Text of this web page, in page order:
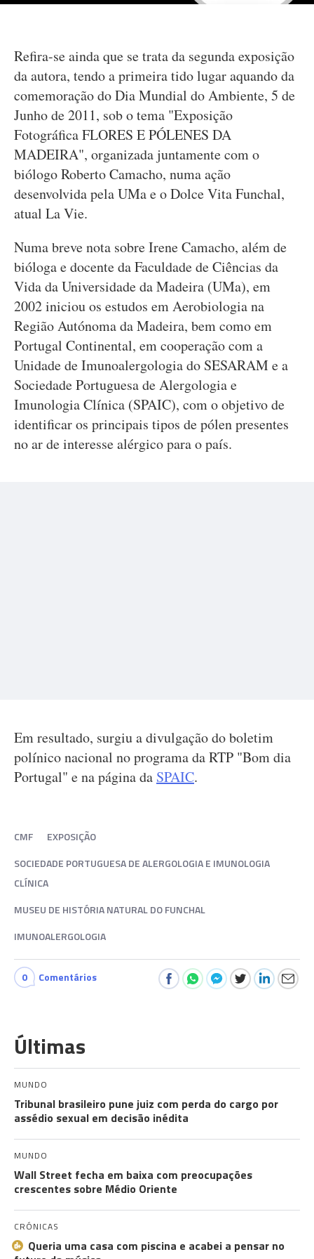
Refira-se ainda que se trata da segunda exposição
da autora, tendo a primeira tido lugar aquando da
comemoração do Dia Mundial do Ambiente, 5 de
Junho de 2011, sob o tema "Exposição
Fotográfica FLORES E PÓLENES DA
MADEIRA", organizada juntamente com o
biólogo Roberto Camacho, numa ação
desenvolvida pela UMa e o Dolce Vita Funchal,
atual La Vie.
Numa breve nota sobre Irene Camacho, além de
bióloga e docente da Faculdade de Ciências da
Vida da Universidade da Madeira (UMa), em
2002 iniciou os estudos em Aerobiologia na
Região Autónoma da Madeira, bem como em
Portugal Continental, em cooperação com a
Unidade de Imunoalergologia do SESARAM e a
Sociedade Portuguesa de Alergologia e
Imunologia Clínica (SPAIC), com o objetivo de
identificar os principais tipos de pólen presentes
no ar de interesse alérgico para o país.
Em resultado, surgiu a divulgação do boletim
polínico nacional no programa da RTP "Bom dia
Portugal" e na página da SPAIC.
CMF
EXPOSIÇÃO
SOCIEDADE PORTUGUESA DE ALERGOLOGIA E IMUNOLOGIA
CLÍNICA
MUSEU DE HISTÓRIA NATURAL DO FUNCHAL
IMUNOALERGOLOGIA
0 Comentários
Últimas
MUNDO
Tribunal brasileiro pune juiz com perda do cargo por
assédio sexual em decisão inédita
MUNDO
Wall Street fecha em baixa com preocupações
crescentes sobre Médio Oriente
CRÓNICAS
Queria uma casa com piscina e acabei a pensar no